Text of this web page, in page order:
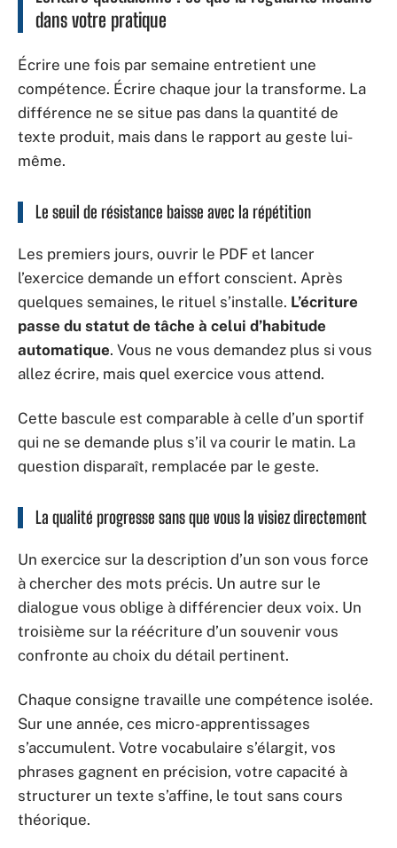
dans votre pratique
Écrire une fois par semaine entretient une
compétence. Écrire chaque jour la transforme. La
différence ne se situe pas dans la quantité de
texte produit, mais dans le rapport au geste lui-
même.
Le seuil de résistance baisse avec la répétition
Les premiers jours, ouvrir le PDF et lancer
l’exercice demande un effort conscient. Après
quelques semaines, le rituel s’installe. L’écriture
passe du statut de tâche à celui d’habitude
automatique. Vous ne vous demandez plus si vous
allez écrire, mais quel exercice vous attend.
Cette bascule est comparable à celle d’un sportif
qui ne se demande plus s’il va courir le matin. La
question disparaît, remplacée par le geste.
La qualité progresse sans que vous la visiez directement
Un exercice sur la description d’un son vous force
à chercher des mots précis. Un autre sur le
dialogue vous oblige à différencier deux voix. Un
troisième sur la réécriture d’un souvenir vous
confronte au choix du détail pertinent.
Chaque consigne travaille une compétence isolée.
Sur une année, ces micro-apprentissages
s’accumulent. Votre vocabulaire s’élargit, vos
phrases gagnent en précision, votre capacité à
structurer un texte s’affine, le tout sans cours
théorique.